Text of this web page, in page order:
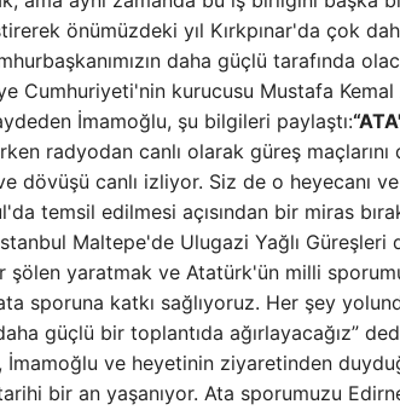
önümüzdeki yıl Kırkpınar'da çok
daha güçlü tarafında
Cumhuriyeti'nin kurucusu Mustafa
İmamoğlu, şu bilgileri paylaştı:
radyodan canlı olarak güreş maçlarını
dövüşü canlı izliyor. Siz de o heyecanı
temsil edilmesi açısından bir miras
Maltepe'de Ulugazi Yağlı Güreşleri
şölen yaratmak ve Atatürk'ün milli
sporuna katkı sağlıyoruz. Her şey
güçlü bir toplantıda ağırlayacağız”
İmamoğlu ve heyetinin ziyaretinden
bir an yaşanıyor. Ata sporumuzu